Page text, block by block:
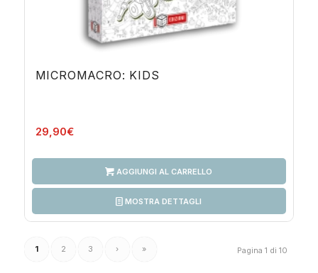
MICROMACRO: KIDS
29,90€
AGGIUNGI AL CARRELLO
MOSTRA DETTAGLI
Pagina 1 di 10
1 2 3 › »